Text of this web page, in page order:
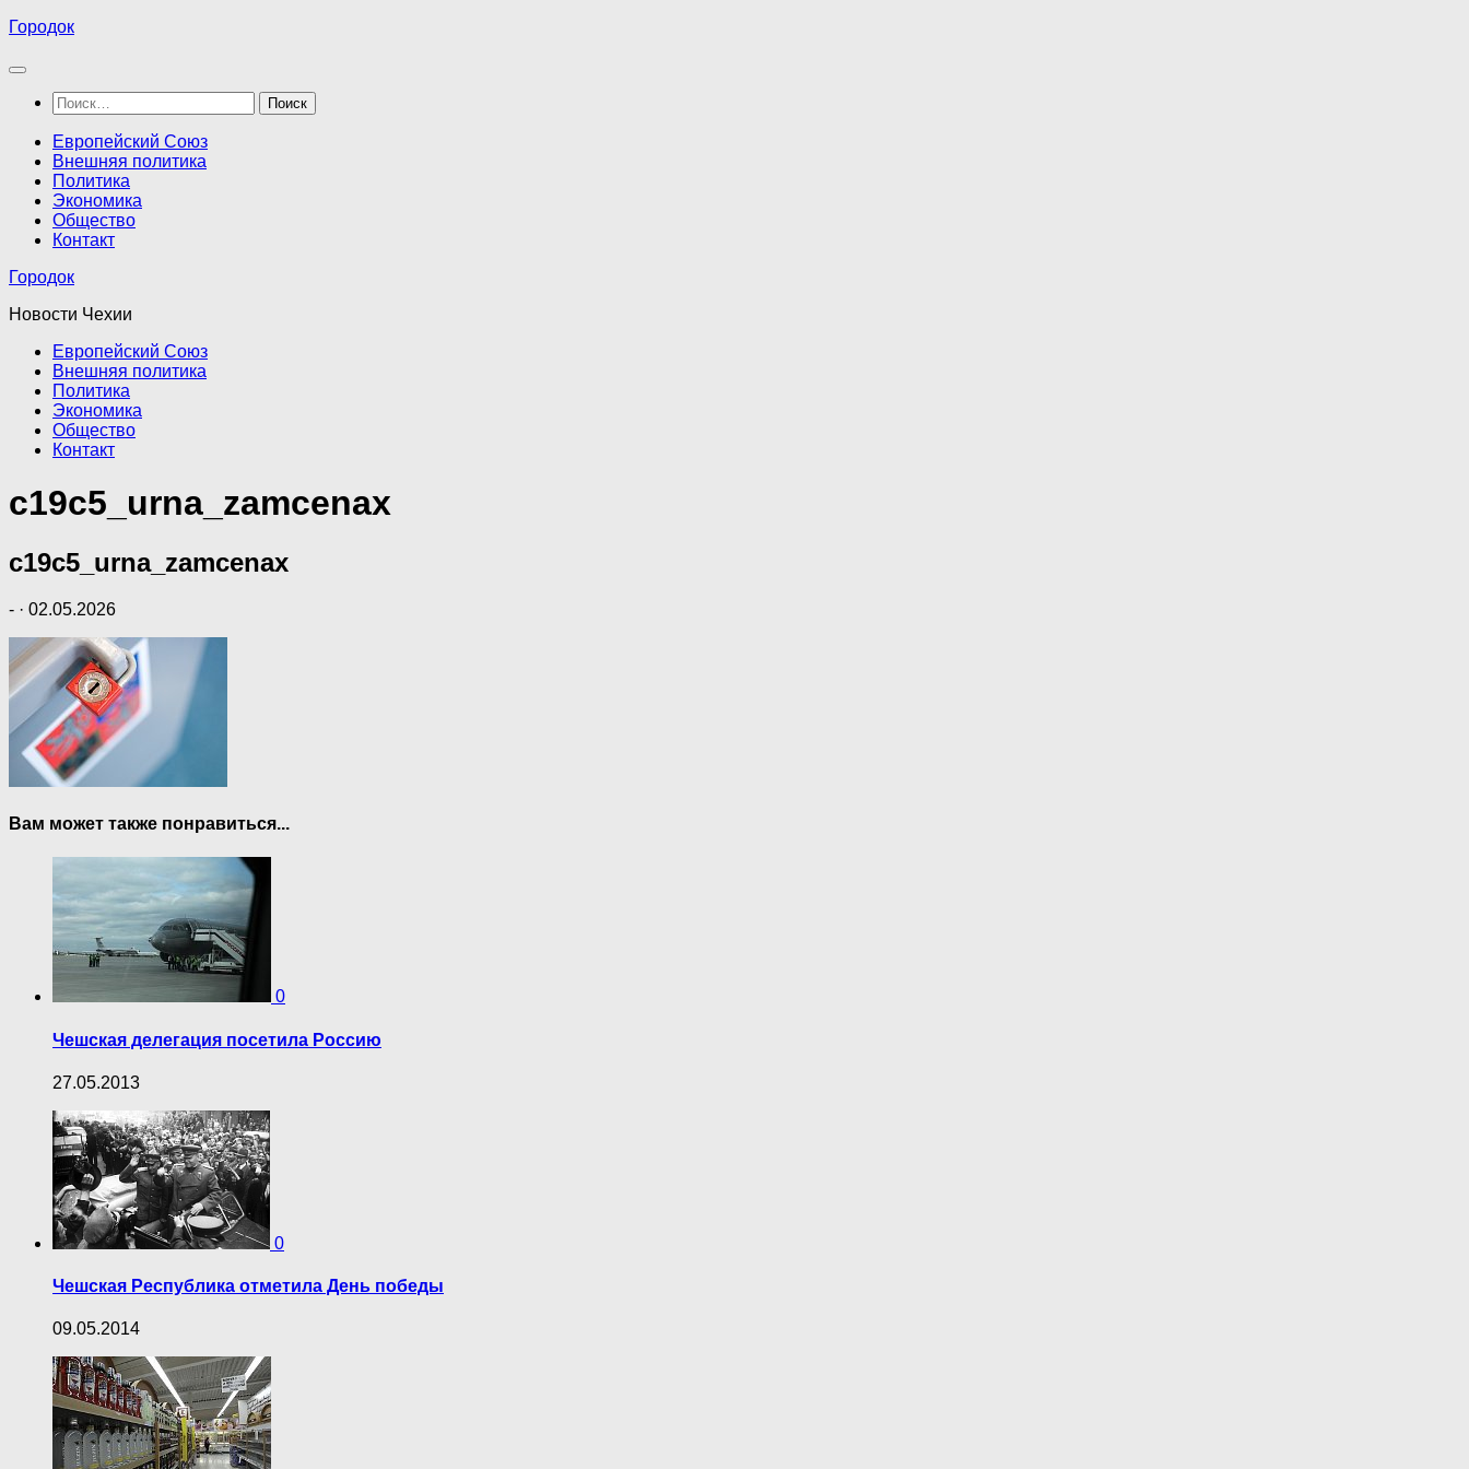
Перейти
содержимому
Городок
Найти:
Европейский Союз
Внешняя политика
Политика
Экономика
Общество
Контакт
Городок
Новости Чехии
Европейский Союз
Внешняя политика
Политика
Экономика
Общество
Контакт
c19c5_urna_zamcenax
c19c5_urna_zamcenax
- · 02.05.2026
Вам может также понравиться...
0
Чешская делегация посетила Россию
27.05.2013
0
Чешская Республика отметила День победы
09.05.2014